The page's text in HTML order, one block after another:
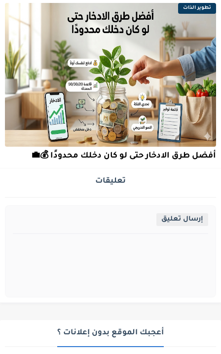
تطوير الذات
أفضل طرق الادخار حتى لو كان دخلك محدودًا 💰💼
تعليقات
إرسال تعليق
أعجبك الموقع بدون إعلانات ؟